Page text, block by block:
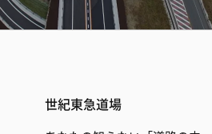
世紀東急道場